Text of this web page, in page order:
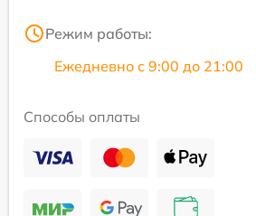
Режим работы:
Ежедневно с 9:00 до 21:00
Способы оплаты